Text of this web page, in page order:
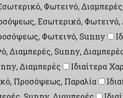
Φωτεινό,
Εσωτερικό,
Φωτεινό, Sunny
Διαμπερές, Sunny,
Διαμπερές
Ιδιαίτερα
Προσόψεως, Παραλία